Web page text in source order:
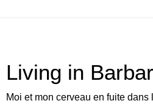
Living in
Moi et mon cerveau en fuite